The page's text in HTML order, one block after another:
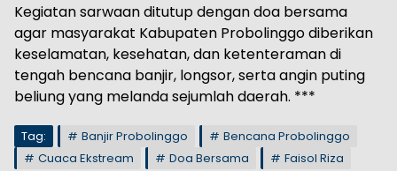
Kegiatan sarwaan ditutup dengan doa bersama
agar masyarakat Kabupaten Probolinggo diberikan
keselamatan, kesehatan, dan ketenteraman di
tengah bencana banjir, longsor, serta angin puting
beliung yang melanda sejumlah daerah. ***
Tag: Banjir Probolinggo
Bencana Probolinggo
Cuaca Ekstream
Doa Bersama Faisol Riza